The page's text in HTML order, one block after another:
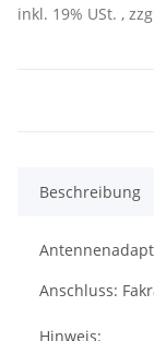
inkl. 19% USt. ,
Beschreibung
Anschluss:
Hinweis: